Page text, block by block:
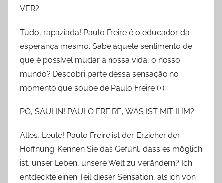
VER?
Tudo, rapaziada! Paulo Freire é o educador da
esperança mesmo. Sabe aquele sentimento de
que é possível mudar a nossa vida, o nosso
mundo? Descobri parte dessa sensação no
momento que soube de Paulo Freire (+)
PO, SAULIN! PAULO FREIRE, WAS IST MIT IHM?
Alles, Leute! Paulo Freire ist der Erzieher der
Hoffnung. Kennen Sie das Gefühl, dass es möglich
ist, unser Leben, unsere Welt zu verändern? Ich
entdeckte einen Teil dieser Sensation, als ich von